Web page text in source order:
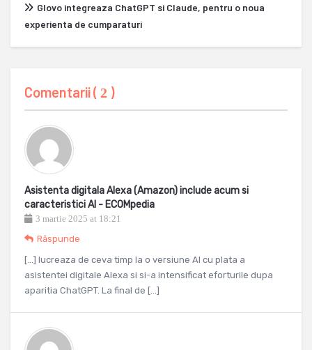
Glovo integreaza ChatGPT si Claude, pentru o noua
experienta de cumparaturi
Comentarii ( 2 )
Asistenta digitala Alexa (Amazon) include acum si
caracteristici AI - ECOMpedia
3 martie 2025 at 18:21
Răspunde
[…] lucreaza de ceva timp la o versiune AI cu plata a
asistentei digitale Alexa si si-a intensificat eforturile dupa
aparitia ChatGPT. La final de […]